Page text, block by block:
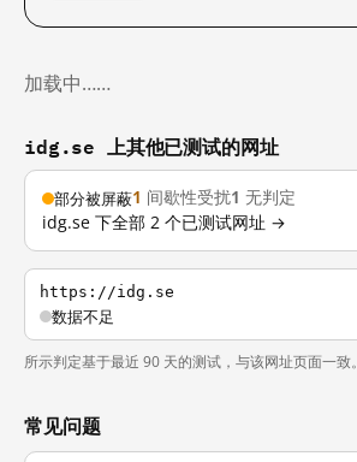
加载中……
idg.se 上其他已测试的网址
部分被屏蔽1 间歇性受扰1 无判定
idg.se 下全部 2 个已测试网址 →
https://idg.se
数据不足
所示判定基于最近 90 天的测试，与该网址页面一致。
常见问题